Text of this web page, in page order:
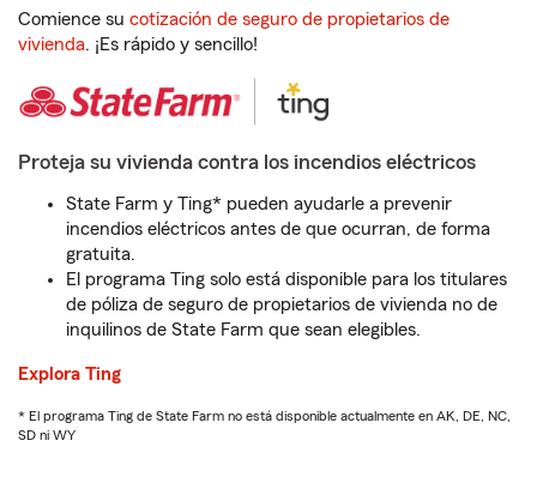
Comience su cotización de seguro de propietarios de
vivienda. ¡Es rápido y sencillo!
Proteja su vivienda contra los incendios eléctricos
State Farm y Ting* pueden ayudarle a prevenir
incendios eléctricos antes de que ocurran, de forma
gratuita.
El programa Ting solo está disponible para los titulares
de póliza de seguro de propietarios de vivienda no de
inquilinos de State Farm que sean elegibles.
Explora Ting
* El programa Ting de State Farm no está disponible actualmente en AK, DE, NC,
SD ni WY